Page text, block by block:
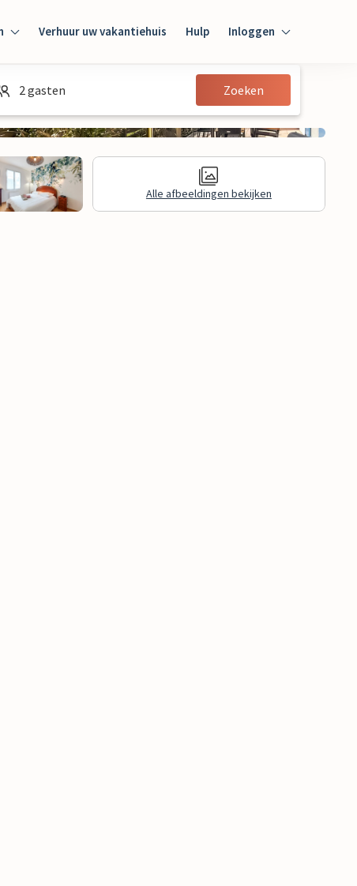
Verhuur uw vakantiehuis Hulp Inloggen
Inloggen
Gast
2 gasten Zoeken
Alle afbeeldingen bekijken